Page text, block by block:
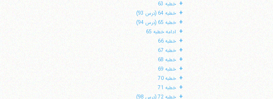
+ خطبه 63
+ خطبه 64 (درس 93)
+ خطبه 65 (درس 94)
+ ادامه خطبه 65
+ خطبه 66
+ خطبه 67
+ خطبه 68
+ خطبه 69
+ خطبه 70
+ خطبه 71
+ خطبه 72 (درس 98)